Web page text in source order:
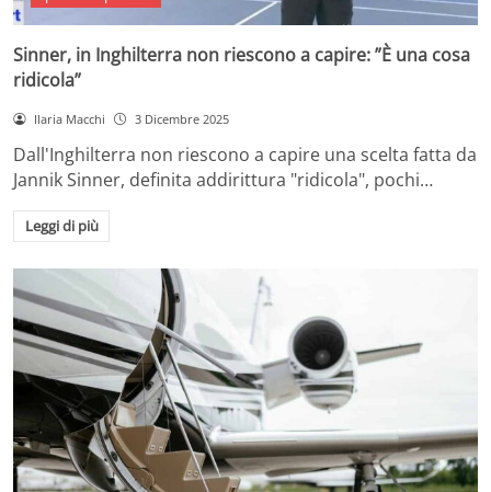
Sinner, in Inghilterra non riescono a capire: ”È una cosa
ridicola”
Ilaria Macchi 3 Dicembre 2025
Dall'Inghilterra non riescono a capire una scelta fatta da
Jannik Sinner, definita addirittura "ridicola", pochi…
Leggi di più